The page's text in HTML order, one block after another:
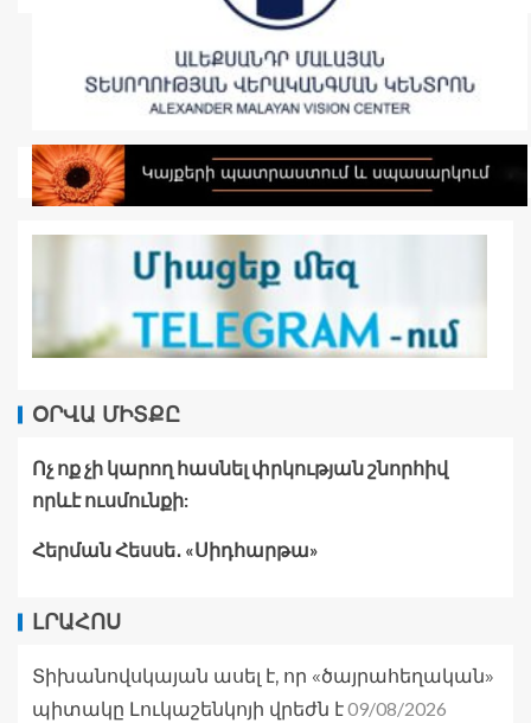
ՕՐՎԱ ՄԻՏՔԸ
Ոչ ոք չի կարող հասնել փրկության շնորհիվ
որևէ ուսմունքի:
Հերման Հեսսե․ «Սիդհարթա»
ԼՐԱՀՈՍ
Տիխանովսկայան ասել է, որ «ծայրահեղական»
պիտակը Լուկաշենկոյի վրեժն է09/08/2026